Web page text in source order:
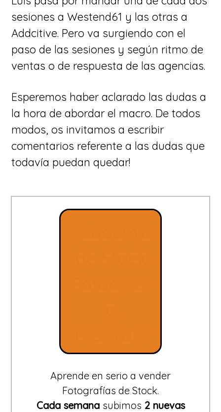
sesiones a Westend61 y las otras a
Addcitive. Pero va surgiendo con el
paso de las sesiones y según ritmo de
ventas o de respuesta de las agencias.
Esperemos haber aclarado las dudas a
la hora de abordar el macro. De todos
modos, os invitamos a escribir
comentarios referente a las dudas que
todavía puedan quedar!
Aprende en serio a vender
Fotografías de Stock.
Cada semana subimos 2 nuevas